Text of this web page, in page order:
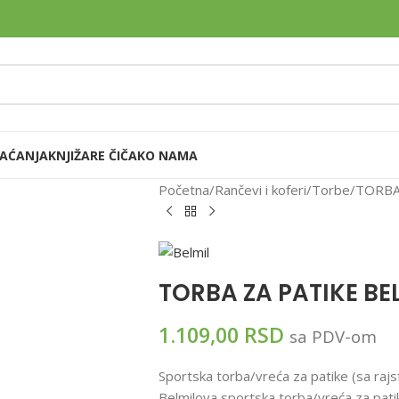
KNJIŽARE ČIČAKO NAMA
Početna Rančevi i koferi Torbe
TORBA ZA PATIKE
1.109,00 RSD sa PDV-om
Sportska torba/vreća za patike (sa